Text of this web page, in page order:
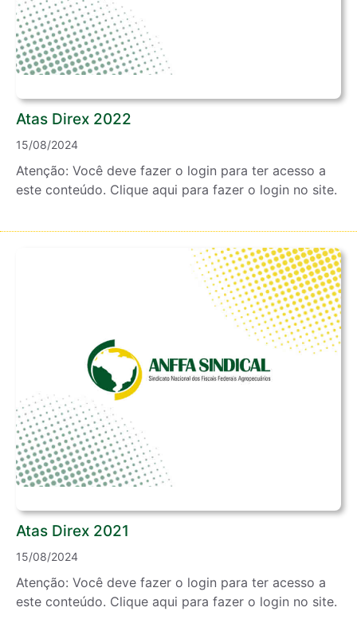
Atas Direx 2022
15/08/2024
Atenção: Você deve fazer o login para ter acesso a
este conteúdo. Clique aqui para fazer o login no site.
Atas Direx 2021
15/08/2024
Atenção: Você deve fazer o login para ter acesso a
este conteúdo. Clique aqui para fazer o login no site.